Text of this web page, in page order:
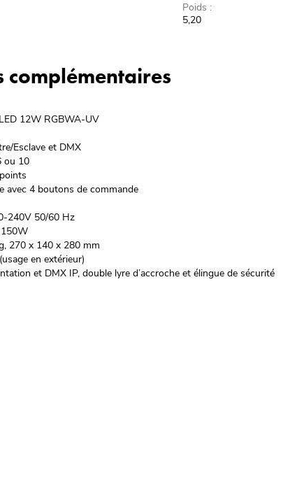
Poids :
5,20
complémentaires
12W RGBWA-UV
Esclave et DMX
ou 10
avec 4 boutons de commande
240V 50/60 Hz
270 x 140 x 280 mm
en extérieur)
et DMX IP, double lyre d’accroche et élingue de sécurité